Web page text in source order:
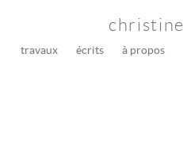
christine
travaux écrits à propos